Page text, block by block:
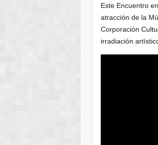
Este Encuentro
atracción de la
Corporación
irradiación